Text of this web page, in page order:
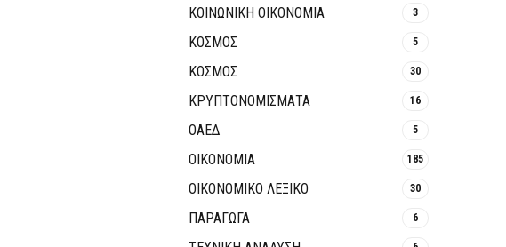
ΚΟΙΝΩΝΙΚΉ ΟΙΚΟΝΟΜΊΑ 3
ΚΟΣΜΟΣ 5
ΚΟΣΜΟΣ 30
ΚΡΥΠΤΟΝΟΜΊΣΜΑΤΑ 16
ΟΑΕΔ 5
ΟΙΚΟΝΟΜΙΑ 185
ΟΙΚΟΝΟΜΙΚΟ ΛΕΞΙΚΟ 30
ΠΑΡΑΓΩΓΑ 6